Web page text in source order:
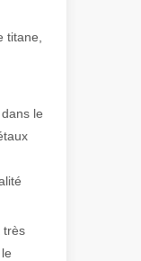
titane,
le
très